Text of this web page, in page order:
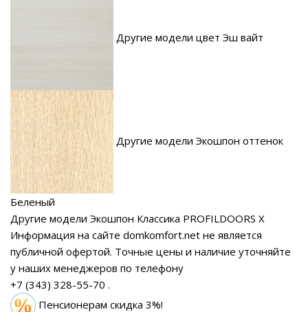
Другие модели цвет Эш вайт
Другие модели Экошпон оттенок
Беленый
Другие модели Экошпон Классика PROFILDOORS X
Информация на сайте domkomfort.net не является
публичной офертой. Точные цены и наличие уточняйте
у наших менеджеров по телефону
+7 (343) 328-55-70 .
Пенсионерам скидка 3%!